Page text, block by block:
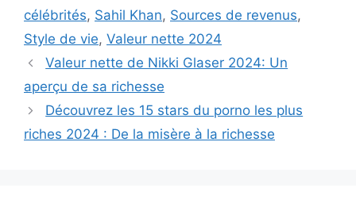
célébrités, Sahil Khan, Sources de revenus,
Style de vie, Valeur nette 2024
Valeur nette de Nikki Glaser 2024: Un
aperçu de sa richesse
Découvrez les 15 stars du porno les plus
riches 2024 : De la misère à la richesse